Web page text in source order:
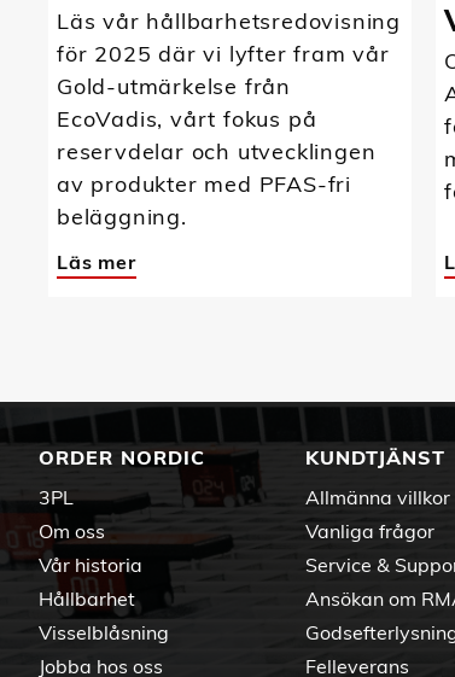
Läs vår hållbarhetsredovisning
för 2025 där vi lyfter fram vår
Gold-utmärkelse från
EcoVadis, vårt fokus på
reservdelar och utvecklingen
av produkter med PFAS-fri
beläggning.
Läs mer
ORDER NORDIC
3PL
Om oss
Vår historia
Hållbarhet
Visselblåsning
Jobba hos oss
KUNDTJÄNST
Allmänna villkor
Vanliga frågor
Service &
Ansökan om
Felleverans